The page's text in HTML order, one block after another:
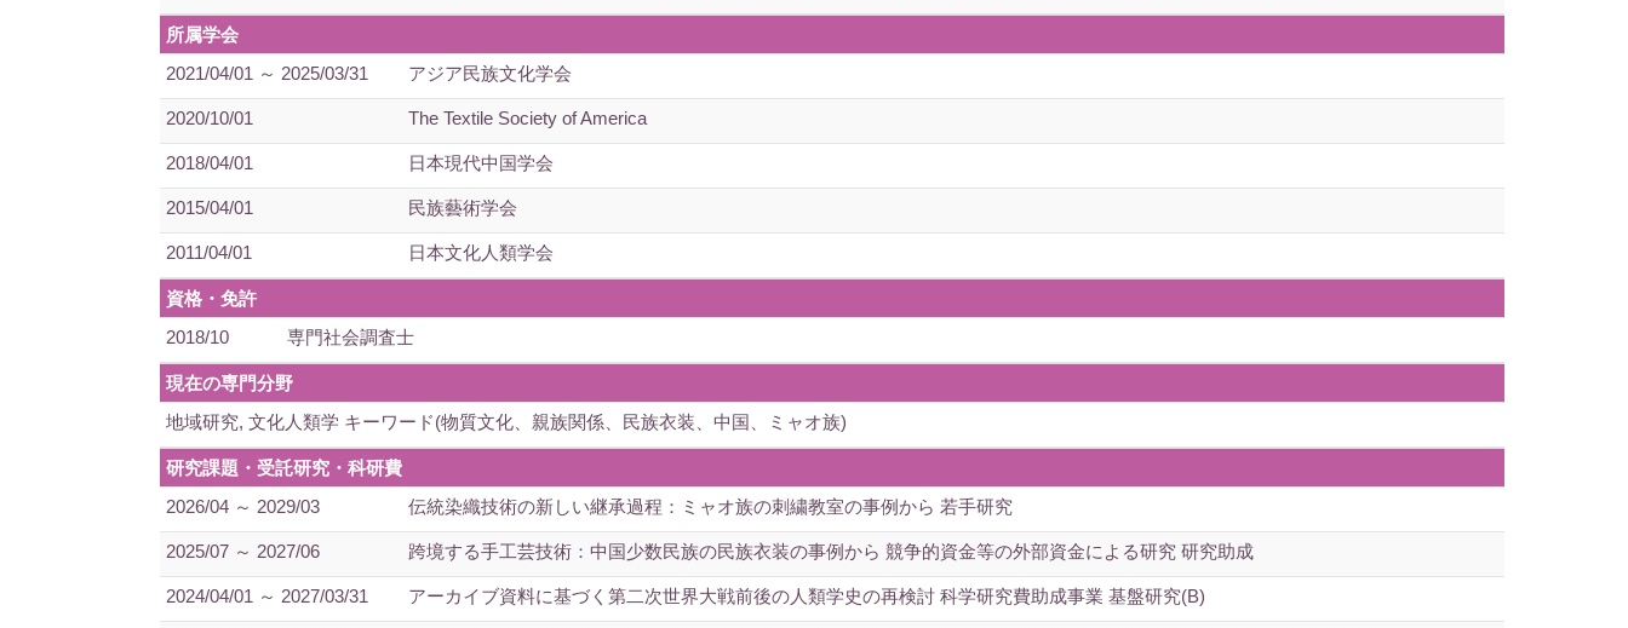
所属学会
2021/04/01 ～ 2025/03/31
アジア民族文化学会
2020/10/01 The Textile Society of America
2018/04/01 日本現代中国学会
2015/04/01 民族藝術学会
2011/04/01 日本文化人類学会
資格・免許
2018/10
専門社会調査士
現在の専門分野
地域研究, 文化人類学 キーワード(物質文化、親族関係、民族衣装、中国、ミャオ族)
研究課題・受託研究・科研費
2026/04 ～ 2029/03
伝統染織技術の新しい継承過程：ミャオ族の刺繍教室の事例から 若手研究
2025/07 ～ 2027/06 跨境する手工芸技術：中国少数民族の民族衣装の事例から 競争的資金等の外部資金による研究 研究助成
2024/04/01 ～ 2027/03/31 アーカイブ資料に基づく第二次世界大戦前後の人類学史の再検討 科学研究費助成事業 基盤研究(B)